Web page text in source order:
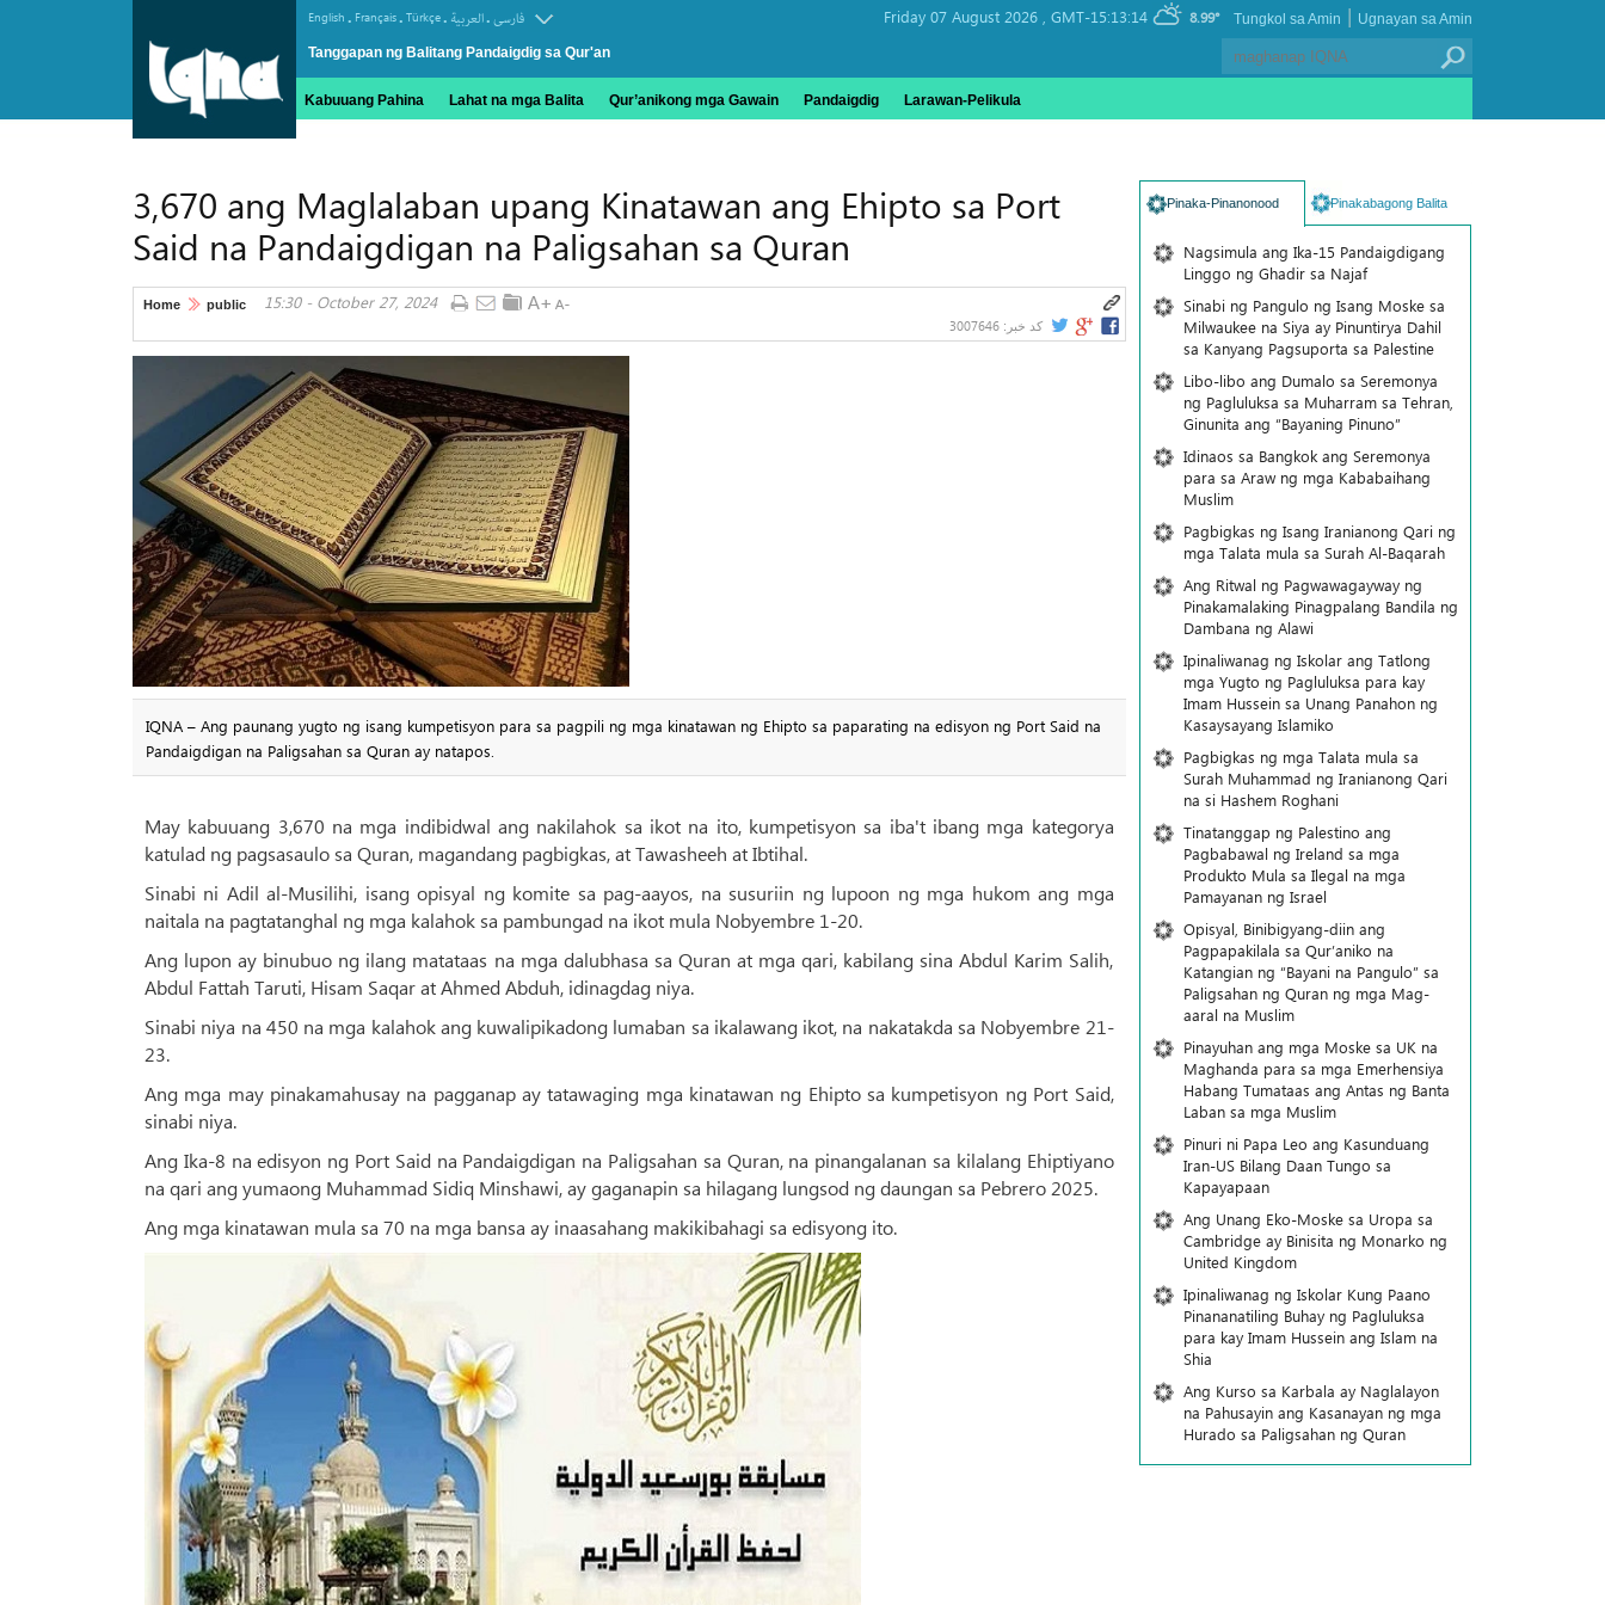
English . Français. Türkçe. العربیة.فارسی
Tanggapan ng Balitang Pandaigdig sa Qur'an
Friday 07 August 2026 , GMT-15:13:14 8.99° Ugnayan sa Amin
|
Tungkol sa Amin
Kabuuang Pahina Lahat na mga Balita Qur’anikong mga Gawain Pandaigdig Larawan-Pelikula
3,670 ang Maglalaban upang Kinatawan ang Ehipto sa Port
Said na Pandaigdigan na Paligsahan sa Quran
Home public 15:30 - October 27, 2024
کد خبر:3007646
IQNA – Ang paunang yugto ng isang kumpetisyon para sa pagpili ng mga kinatawan ng Ehipto sa paparating na edisyon ng Port Said na
Pandaigdigan na Paligsahan sa Quran ay natapos.
May kabuuang 3,670 na mga indibidwal ang nakilahok sa ikot na ito, kumpetisyon sa iba't ibang mga kategorya
katulad ng pagsasaulo sa Quran, magandang pagbigkas, at Tawasheeh at Ibtihal.
Sinabi ni Adil al-Musilihi, isang opisyal ng komite sa pag-aayos, na susuriin ng lupoon ng mga hukom ang mga
naitala na pagtatanghal ng mga kalahok sa pambungad na ikot mula Nobyembre 1-20.
Ang lupon ay binubuo ng ilang matataas na mga dalubhasa sa Quran at mga qari, kabilang sina Abdul Karim Salih,
Abdul Fattah Taruti, Hisam Saqar at Ahmed Abduh, idinagdag niya.
Sinabi niya na 450 na mga kalahok ang kuwalipikadong lumaban sa ikalawang ikot, na nakatakda sa Nobyembre 21-
23.
Ang mga may pinakamahusay na pagganap ay tatawaging mga kinatawan ng Ehipto sa kumpetisyon ng Port Said,
sinabi niya.
Ang Ika-8 na edisyon ng Port Said na Pandaigdigan na Paligsahan sa Quran, na pinangalanan sa kilalang Ehiptiyano
na qari ang yumaong Muhammad Sidiq Minshawi, ay gaganapin sa hilagang lungsod ng daungan sa Pebrero 2025.
Ang mga kinatawan mula sa 70 na mga bansa ay inaasahang makikibahagi sa edisyong ito.
Pinaka-Pinanonood Pinakabagong Balita
Nagsimula ang Ika-15 Pandaigdigang
Linggo ng Ghadir sa Najaf
Sinabi ng Pangulo ng Isang Moske sa
Milwaukee na Siya ay Pinuntirya Dahil
sa Kanyang Pagsuporta sa Palestine
Libo-libo ang Dumalo sa Seremonya
ng Pagluluksa sa Muharram sa Tehran,
Ginunita ang “Bayaning Pinuno”
Idinaos sa Bangkok ang Seremonya
para sa Araw ng mga Kababaihang
Muslim
Pagbigkas ng Isang Iranianong Qari ng
mga Talata mula sa Surah Al-Baqarah
Ang Ritwal ng Pagwawagayway ng
Pinakamalaking Pinagpalang Bandila ng
Dambana ng Alawi
Ipinaliwanag ng Iskolar ang Tatlong
mga Yugto ng Pagluluksa para kay
Imam Hussein sa Unang Panahon ng
Kasaysayang Islamiko
Pagbigkas ng mga Talata mula sa
Surah Muhammad ng Iranianong Qari
na si Hashem Roghani
Tinatanggap ng Palestino ang
Pagbabawal ng Ireland sa mga
Produkto Mula sa Ilegal na mga
Pamayanan ng Israel
Opisyal, Binibigyang-diin ang
Pagpapakilala sa Qur’aniko na
Katangian ng “Bayani na Pangulo” sa
Paligsahan ng Quran ng mga Mag-
aaral na Muslim
Pinayuhan ang mga Moske sa UK na
Maghanda para sa mga Emerhensiya
Habang Tumataas ang Antas ng Banta
Laban sa mga Muslim
Pinuri ni Papa Leo ang Kasunduang
Iran-US Bilang Daan Tungo sa
Kapayapaan
Ang Unang Eko-Moske sa Uropa sa
Cambridge ay Binisita ng Monarko ng
United Kingdom
Ipinaliwanag ng Iskolar Kung Paano
Pinananatiling Buhay ng Pagluluksa
para kay Imam Hussein ang Islam na
Shia
Ang Kurso sa Karbala ay Naglalayon
na Pahusayin ang Kasanayan ng mga
Hurado sa Paligsahan ng Quran